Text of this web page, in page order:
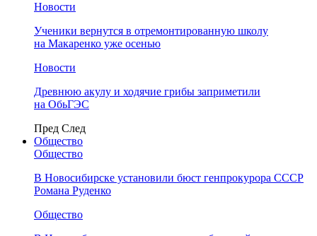
Новости
Ученики вернутся в отремонтированную школу
на Макаренко уже осенью
Новости
Древнюю акулу и ходячие грибы заприметили
на ОбьГЭС
Пред След
Общество
Общество
В Новосибирске установили бюст генпрокурора СССР
Романа Руденко
Общество